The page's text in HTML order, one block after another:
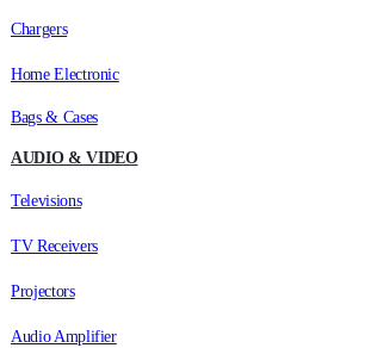
Chargers
Home Electronic
Bags & Cases
AUDIO & VIDEO
Televisions
TV Receivers
Projectors
Audio Amplifier